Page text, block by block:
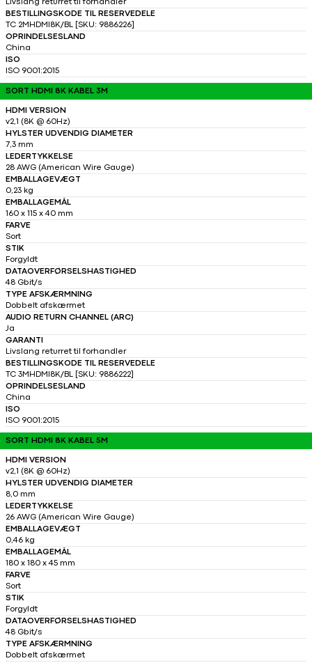
Livslang returret til forhandler
BESTILLINGSKODE TIL RESERVEDELE
TC 2MHDMI8K/BL [SKU: 9886226]
OPRINDELSESLAND
China
ISO
ISO 9001:2015
SORT HDMI 8K KABEL 3M
HDMI VERSION
v2,1 (8K @ 60Hz)
HYLSTER UDVENDIG DIAMETER
7,3 mm
LEDERTYKKELSE
28 AWG (American Wire Gauge)
EMBALLAGEVÆGT
0,23 kg
EMBALLAGEMÅL
160 x 115 x 40 mm
FARVE
Sort
STIK
Forgyldt
DATAOVERFØRSELSHASTIGHED
48 Gbit/s
TYPE AFSKÆRMNING
Dobbelt afskærmet
AUDIO RETURN CHANNEL (ARC)
Ja
GARANTI
Livslang returret til forhandler
BESTILLINGSKODE TIL RESERVEDELE
TC 3MHDMI8K/BL [SKU: 9886222]
OPRINDELSESLAND
China
ISO
ISO 9001:2015
SORT HDMI 8K KABEL 5M
HDMI VERSION
v2,1 (8K @ 60Hz)
HYLSTER UDVENDIG DIAMETER
8,0 mm
LEDERTYKKELSE
26 AWG (American Wire Gauge)
EMBALLAGEVÆGT
0,46 kg
EMBALLAGEMÅL
180 x 180 x 45 mm
FARVE
Sort
STIK
Forgyldt
DATAOVERFØRSELSHASTIGHED
48 Gbit/s
TYPE AFSKÆRMNING
Dobbelt afskærmet